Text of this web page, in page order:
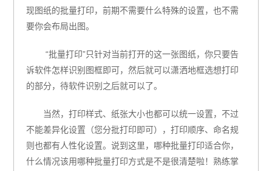
现图纸的批量打印，前期不需要什么特殊的设置，也不需
要你会布局出图。
“批量打印”只针对当前打开的这一张图纸，你只要告
诉软件怎样识别图框即可，然后就可以潇洒地框选想打印
的部分，待软件识别之后就可以了。
当然，打印样式、纸张大小也都可以统一设置， 不过
不能差异化设置（您分批打印即可），打印顺序、命名规
则也都有人性化设置。说到这里，哪种批量打印适合你，
什么情况该用哪种批量打印方式是不是很清楚啦！熟练掌